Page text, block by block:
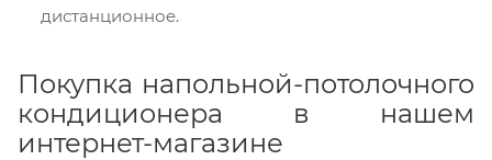
дистанционное.
Покупка напольной-потолочного
кондиционера в нашем
интернет-магазине